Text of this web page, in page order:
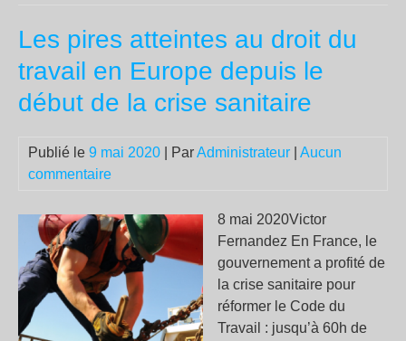
Les pires atteintes au droit du
travail en Europe depuis le
début de la crise sanitaire
Publié le 9 mai 2020 | ParAdministrateur
Aucun
commentaire
8 mai 2020Victor
Fernandez En France, le
gouvernement a profité de
la crise sanitaire pour
réformer le Code du
Travail : jusqu’à 60h de